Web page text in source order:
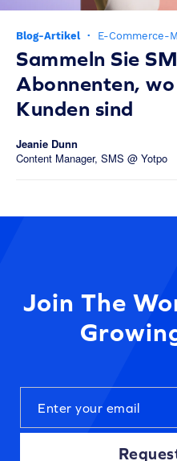
Blog-Artikel · E-Commerce-
Sammeln Sie
Abonnenten,
Kunden sind
Jeanie Dunn
Content Manager, SMS @ Yotpo
Join The